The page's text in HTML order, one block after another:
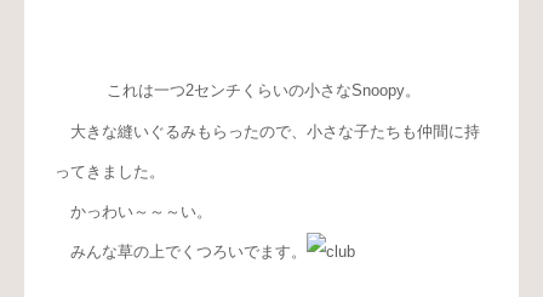
これは一つ2センチくらいの小さなSnoopy。
大きな縫いぐるみもらったので、小さな子たちも仲間に持
ってきました。
かっわい～～～い。
みんな草の上でくつろいでます。